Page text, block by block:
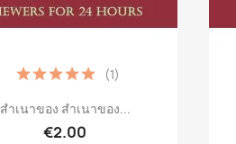
เปิดหน้าต่างย่อ
สำเนาของ สำเนาของ...
€2.00
(1)